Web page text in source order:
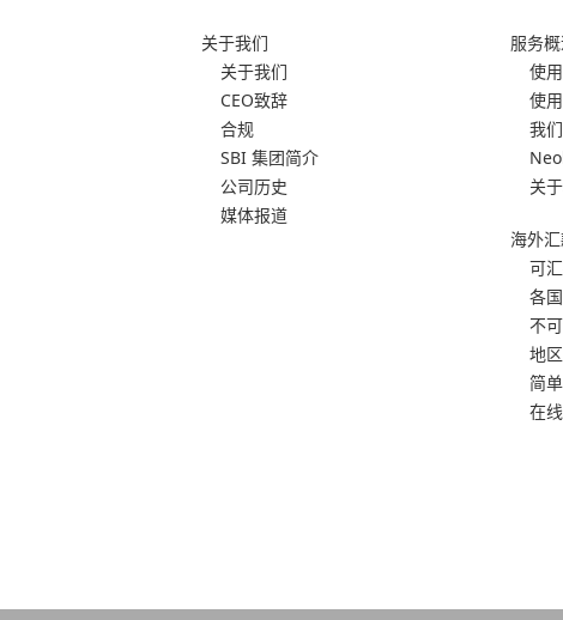
关于我们
关于我们
CEO致辞
合规
SBI 集团简介
公司历史
媒体报道
服务
使
使
我
关
海外
可
各
不
地
简
在